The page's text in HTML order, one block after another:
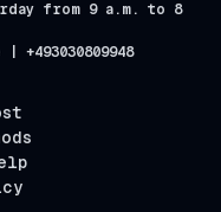
from 9 a.m. to 8